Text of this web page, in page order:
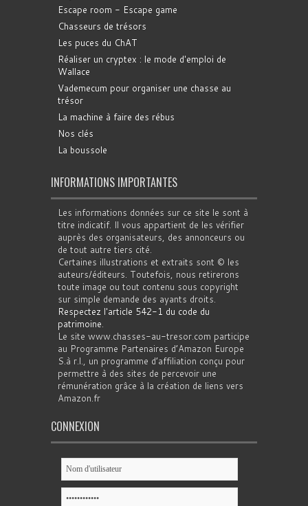
Escape room - Escape game
Chasseurs de trésors
Les puces du ChAT
Réaliser un cryptex : le mode d'emploi de
Wallace
Vademecum pour organiser une chasse au
trésor
La machine à faire des rébus
Nos clés
La boussole
INFORMATIONS IMPORTANTES
Les informations données sur ce site le sont à
titre indicatif. Il vous appartient de les vérifier
auprès des organisateurs, des annonceurs ou
de tout autre tiers cité.
Certaines illustrations et extraits sont © les
auteurs/éditeurs. Toutefois, nous retirerons
toute image ou tout contenu sous copyright
sur simple demande des ayants droits.
Respectez l'article 542-1 du code du
patrimoine.
Le site www.chasses-au-tresor.com participe
au Programme Partenaires d’Amazon Europe
S.à r.l., un programme d’affiliation conçu pour
permettre à des sites de percevoir une
rémunération grâce à la création de liens vers
Amazon.fr
CONNEXION